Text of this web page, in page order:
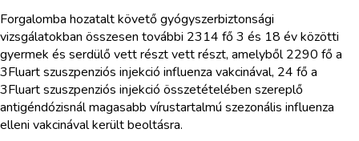
Forgalomba hozatalt követő gyógyszerbiztonsági
vizsgálatokban összesen további 2314 fő 3 és 18 év közötti
gyermek és serdülő vett részt vett részt, amelyből 2290 fő a
3Fluart szuszpenziós injekció influenza vakcinával, 24 fő a
3Fluart szuszpenziós injekció összetételében szereplő
antigéndózisnál magasabb vírustartalmú szezonális influenza
elleni vakcinával került beoltásra.